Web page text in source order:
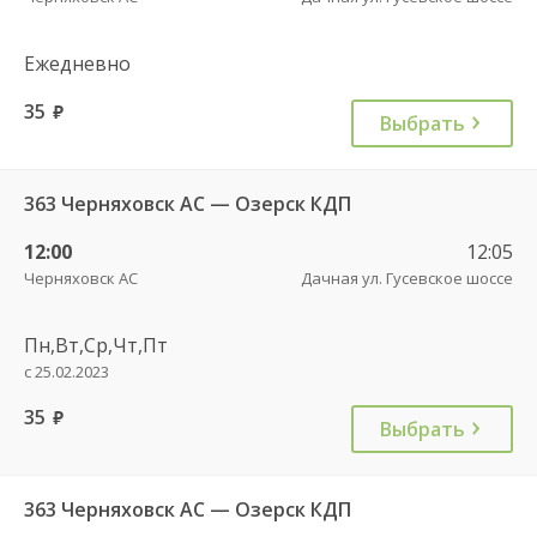
Ежедневно
35 руб. Выбрать
363 Черняховск АС — Озерск КДП
12:00
Черняховск АС
12:05
Дачная ул. Гусевское шоссе
Пн,Вт,Ср,Чт,Пт
с 25.02.2023
35 руб. Выбрать
363 Черняховск АС — Озерск КДП